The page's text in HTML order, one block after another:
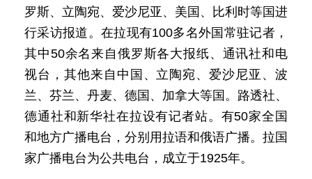
罗斯、立陶宛、爱沙尼亚、美国、比利时等国进
行采访报道。在拉现有100多名外国常驻记者，
其中50余名来自俄罗斯各大报纸、通讯社和电
视台，其他来自中国、立陶宛、爱沙尼亚、波
兰、芬兰、丹麦、德国、加拿大等国。路透社、
德通社和新华社在拉设有记者站。有50家全国
和地方广播电台，分别用拉语和俄语广播。拉国
家广播电台为公共电台，成立于1925年。